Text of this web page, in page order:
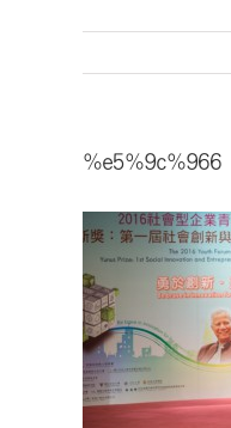
%e5%9c%966